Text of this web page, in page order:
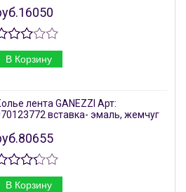
В Корзину
лента GANEZZI Арт:
вставка- эмаль, жемчуг
В Корзину